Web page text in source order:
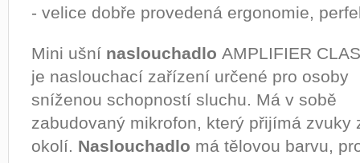
- velice dobře provedená ergonomie,
Mini ušní naslouchadlo AMPLIFIER
je naslouchací zařízení určené pro osoby
sníženou schopností sluchu. Má v sobě
zabudovaný mikrofon, který přijímá zvuky
okolí. Naslouchadlo má tělovou barvu,